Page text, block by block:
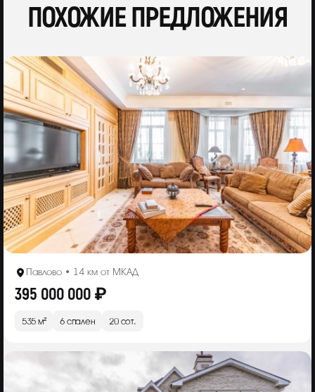
ПОХОЖИЕ ПРЕДЛОЖЕНИЯ
Павлово • 14 км от МКАД
395 000 000 ₽
535 м² 6 спален 20 сот.